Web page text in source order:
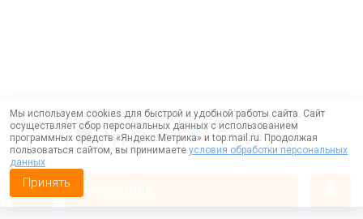
Мы используем cookies для быстрой и удобной работы сайта. Сайт
осуществляет сбор персональных данных с использованием
программных средств «Яндекс.Метрика» и top.mail.ru. Продолжая
пользоваться сайтом, вы принимаете условия обработки персональных
данных
Принять